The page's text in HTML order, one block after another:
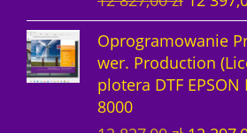
n
a
w
y
t
n
a
c
i
e
r
w
Oprogramowanie
wer. Production
plotera DTF
8000